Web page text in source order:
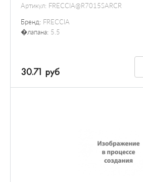
Артикул: FRECCIA@R7015SARCR
Бренд: FRECCIA
�лапана: 5.5
30.71 руб